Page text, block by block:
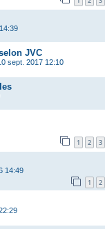
JVC
sept. 2017 12:10
1 2 3
14:49
1 2